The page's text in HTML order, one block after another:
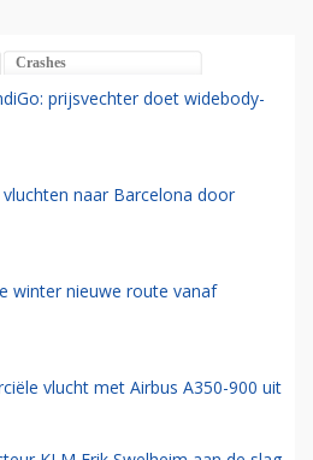
Crashes
prijsvechter doet widebody-
naar Barcelona door
winter nieuwe route vanaf
vlucht met Airbus A350-900 uit